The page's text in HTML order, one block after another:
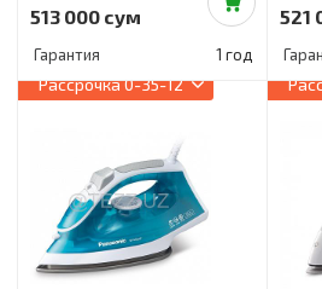
513 000 сум
Гарантия 1 год
521
Рассрочка0-35-12